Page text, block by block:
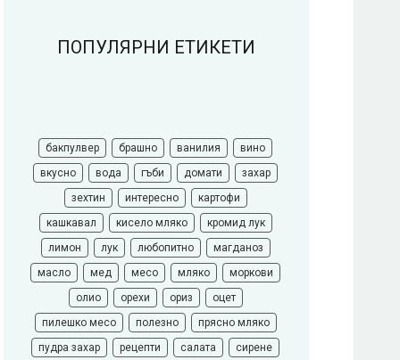
ПОПУЛЯРНИ ЕТИКЕТИ
бакпулвер брашно ванилия
вино
вкусно
вода гъби домати
захар
зехтин
интересно
картофи
кашкавал
кисело мляко
кромид лук
лимон
лук любопитно
магданоз
масло
мед месо мляко
моркови
олио
орехи ориз
оцет
пилешко месо
полезно
прясно мляко
пудра захар
рецепти салата сирене